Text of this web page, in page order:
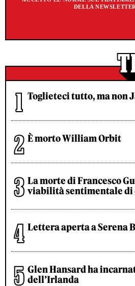
DELLA
Toglieteci tutto, ma non
È morto William Orbit
La morte di Francesco
viabilità sentimentale di
Lettera aperta a Serena
Glen Hansard ha
dell’Irlanda